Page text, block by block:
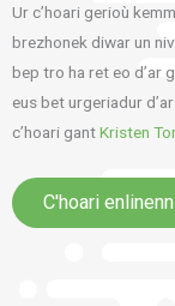
Ur c’hoari gerioù
brezhonek diwar un
bep tro ha ret eo d’ar
eus bet urgeriadur
c’hoari gantKristen
C'hoari enlinenn